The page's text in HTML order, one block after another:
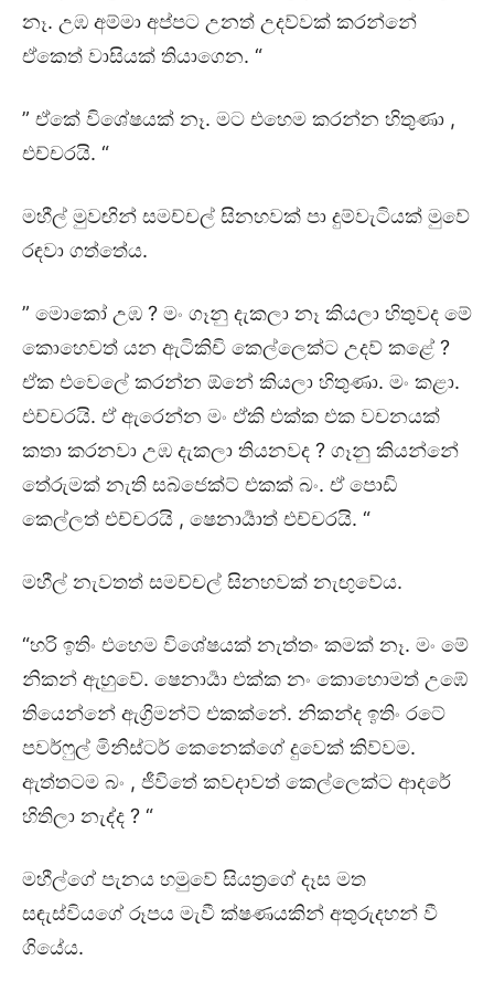
නෑ. උඹ අම්මා අප්පට උනත් උදව්වක් කරන්නේ
ඒකෙත් වාසියක් තියාගෙන. “
” ඒකේ විශේෂයක් නෑ. මට එහෙම කරන්න හිතුණා ,
එච්චරයි. “
මහීල් මුවඟින් සමච්චල් සිනහවක් පා දුම්වැටියක් මුවේ
රඳවා ගත්තේය.
” මොකෝ උඹ ? මං ගෑනු දැකලා නෑ කියලා හිතුවද මේ
කොහෙවත් යන ඇටිකිචි කෙල්ලෙක්ට උදව් කළේ ?
ඒක එවෙලේ කරන්න ඕනේ කියලා හිතුණා. මං කළා.
එච්චරයි. ඒ ඇරෙන්න මං ඒකි එක්ක එක වචනයක්
කතා කරනවා උඹ දැකලා තියනවද ? ගෑනු කියන්නේ
තේරුමක් නැති සබ්ජෙක්ට් එකක් බං. ඒ පොඩි
කෙල්ලත් එච්චරයි , ෂෙනාර්‍යාත් එච්චරයි. “
මහීල් නැවතත් සමච්චල් සිනහවක් නැඟුවේය.
“හරි ඉතිං එහෙම විශේෂයක් නැත්තං කමක් නෑ. මං මේ
නිකන් ඇහුවේ. ෂෙනාර්‍යා එක්ක නං කොහොමත් උඹේ
තියෙන්නේ ඇග්‍රිමන්ට් එකක්නේ. නිකන්ද ඉතිං රටේ
පවර්ෆුල් මිනිස්ටර් කෙනෙක්ගේ දුවෙක් කිව්වම.
ඇත්තටම බං , ජීවිතේ කවදාවත් කෙල්ලෙක්ට ආදරේ
හිතිලා නැද්ද ? “
මහීල්ගේ පැනය හමුවේ සියත්‍රගේ දෑස මත
සඳැස්වියගේ රූපය මැවී ක්ෂණයකින් අතුරුදහන් වී
ගියේය.